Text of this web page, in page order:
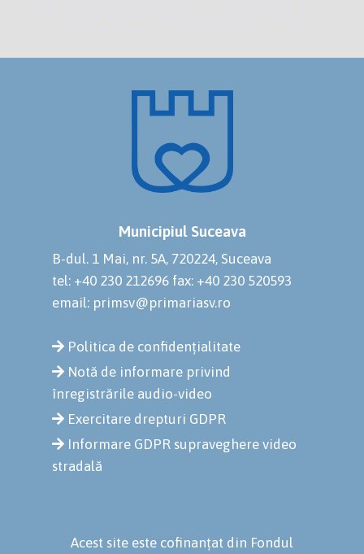
Municipiul Suceava
B-dul. 1 Mai, nr. 5A, 720224, Suceava
tel: +40 230 212696 fax: +40 230 520593
email: primsv@primariasv.ro
Politica de confidențialitate
Notă de informare privind
înregistrările audio-video
Exercitare drepturi GDPR
Informare GDPR supraveghere video
stradală
Acest site este cofinanțat din Fondul